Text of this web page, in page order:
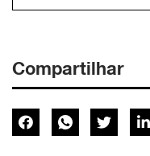
Compartilhar